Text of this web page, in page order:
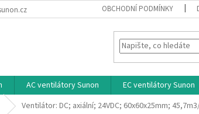
OBCHODNÍ PODMÍNKY
AC ventilátory Sunon EC ventilátory Sunon
Ventilátor: DC; axiální; 24VDC; 60x60x25mm;